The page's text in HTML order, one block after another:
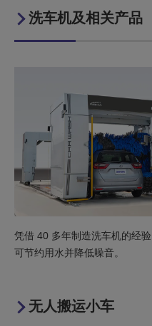
洗车机及相关产品
凭借 40 多年制造洗车机的经
可节约用水并降低噪音。
无人搬运小车